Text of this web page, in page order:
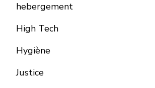
hebergement
High Tech
Hygiène
Justice